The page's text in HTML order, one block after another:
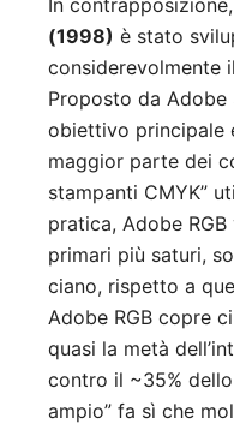
(1998) è stato
considerevolmente
Proposto da Adobe
obiettivo principale
maggior parte dei
stampanti CMYK”
pratica, Adobe
primari più saturi,
ciano, rispetto a
Adobe RGB copre
quasi la metà
contro il ~35% dello
ampio” fa sì che